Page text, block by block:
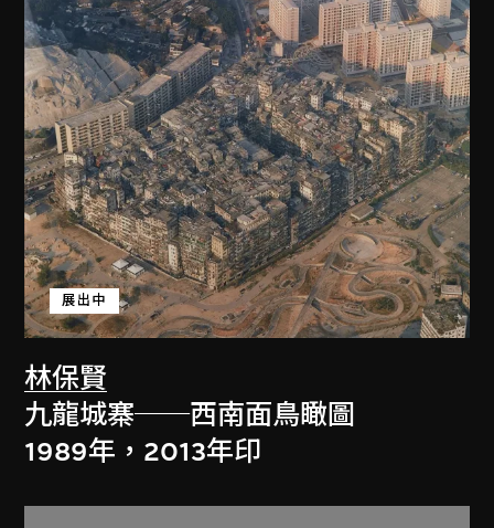
林保賢
展出中
九龍城寨──西南面鳥瞰圖
1989年，2013年印